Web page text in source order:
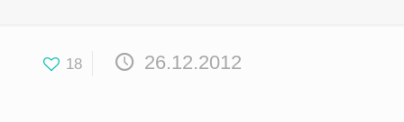
18 26.12.2012